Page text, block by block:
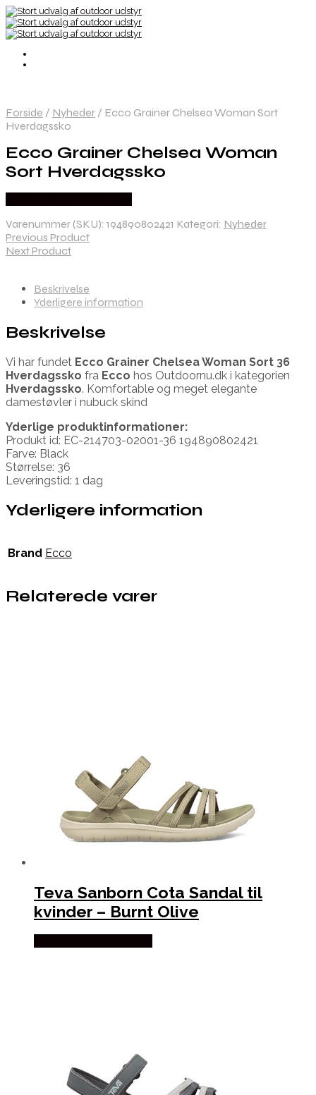
Forside / Nyheder / Ecco Grainer Chelsea Woman Sort
Hverdagssko
Ecco Grainer Chelsea Woman
Sort Hverdagssko
Varenummer (SKU): 194890802421 Kategori: Nyheder
Previous Product
Next Product
Beskrivelse
Yderligere information
Beskrivelse
Vi har fundet Ecco Grainer Chelsea Woman Sort 36
Hverdagssko fra Ecco hos Outdoornu.dk i kategorien
Hverdagssko. Komfortable og meget elegante
damestøvler i nubuck skind
Yderlige produktinformationer:
Produkt id: EC-214703-02001-36 194890802421
Farve: Black
Størrelse: 36
Leveringstid: 1 dag
Yderligere information
Brand Ecco
Relaterede varer
Teva Sanborn Cota Sandal til
kvinder – Burnt Olive